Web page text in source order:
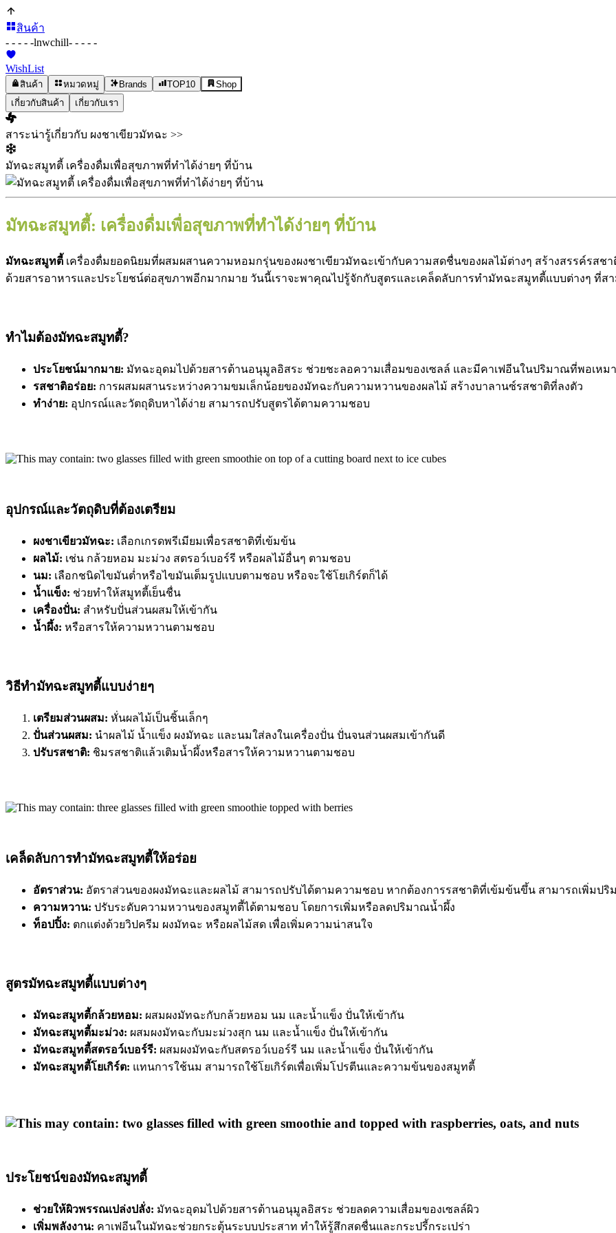
สินค้า
- - - - -lnwchill- - - - -
WishList
สินค้า หมวดหมู่ Brands TOP10
Shop
เกี่ยวกับสินค้า
เกี่ยวกับเรา
สาระน่ารู้เกี่ยวกับ ผงชาเขียวมัทฉะ >>
มัทฉะสมูทตี้ เครื่องดื่มเพื่อสุขภาพที่ทำได้ง่ายๆ ที่บ้าน
มัทฉะสมูทตี้: เครื่องดื่มเพื่อสุขภาพที่ทำได้ง่ายๆ ที่บ้าน
มัทฉะสมูทตี้ เครื่องดื่มยอดนิยมที่ผสมผสานความหอมกรุ่นของผงชาเขียวมัทฉะเข้ากับความสดชื่นของผลไม้ต่างๆ สร้างสรรค์รสช
ด้วยสารอาหารและประโยชน์ต่อสุขภาพอีกมากมาย วันนี้เราจะพาคุณไปรู้จักกับสูตรและเคล็ดลับการทำมัทฉะสมูทตี้แบบต่างๆ ที่ส
ทำไมต้องมัทฉะสมูทตี้?
ประโยชน์มากมาย: มัทฉะอุดมไปด้วยสารต้านอนุมูลอิสระ ช่วยชะลอความเสื่อมของเซลล์ และมีคาเฟอีนในปริมาณที่พอเหมา
รสชาติอร่อย: การผสมผสานระหว่างความขมเล็กน้อยของมัทฉะกับความหวานของผลไม้ สร้างบาลานซ์รสชาติที่ลงตัว
ทำง่าย: อุปกรณ์และวัตถุดิบหาได้ง่าย สามารถปรับสูตรได้ตามความชอบ
อุปกรณ์และวัตถุดิบที่ต้องเตรียม
ผงชาเขียวมัทฉะ: เลือกเกรดพรีเมียมเพื่อรสชาติที่เข้มข้น
ผลไม้: เช่น กล้วยหอม มะม่วง สตรอว์เบอร์รี หรือผลไม้อื่นๆ ตามชอบ
นม: เลือกชนิดไขมันต่ำหรือไขมันเต็มรูปแบบตามชอบ หรือจะใช้โยเกิร์ตก็ได้
น้ำแข็ง: ช่วยทำให้สมูทตี้เย็นชื่น
เครื่องปั่น: สำหรับปั่นส่วนผสมให้เข้ากัน
น้ำผึ้ง: หรือสารให้ความหวานตามชอบ
วิธีทำมัทฉะสมูทตี้แบบง่ายๆ
เตรียมส่วนผสม: หั่นผลไม้เป็นชิ้นเล็กๆ
ปั่นส่วนผสม: นำผลไม้ น้ำแข็ง ผงมัทฉะ และนมใส่ลงในเครื่องปั่น ปั่นจนส่วนผสมเข้ากันดี
ปรับรสชาติ: ชิมรสชาติแล้วเติมน้ำผึ้งหรือสารให้ความหวานตามชอบ
เคล็ดลับการทำมัทฉะสมูทตี้ให้อร่อย
อัตราส่วน: อัตราส่วนของผงมัทฉะและผลไม้ สามารถปรับได้ตามความชอบ หากต้องการรสชาติที่เข้มข้นขึ้น สามารถเพิ่มป
ความหวาน: ปรับระดับความหวานของสมูทตี้ได้ตามชอบ โดยการเพิ่มหรือลดปริมาณน้ำผึ้ง
ท็อปปิ้ง: ตกแต่งด้วยวิปครีม ผงมัทฉะ หรือผลไม้สด เพื่อเพิ่มความน่าสนใจ
สูตรมัทฉะสมูทตี้แบบต่างๆ
มัทฉะสมูทตี้กล้วยหอม: ผสมผงมัทฉะกับกล้วยหอม นม และน้ำแข็ง ปั่นให้เข้ากัน
มัทฉะสมูทตี้มะม่วง: ผสมผงมัทฉะกับมะม่วงสุก นม และน้ำแข็ง ปั่นให้เข้ากัน
มัทฉะสมูทตี้สตรอว์เบอร์รี: ผสมผงมัทฉะกับสตรอว์เบอร์รี นม และน้ำแข็ง ปั่นให้เข้ากัน
มัทฉะสมูทตี้โยเกิร์ต: แทนการใช้นม สามารถใช้โยเกิร์ตเพื่อเพิ่มโปรตีนและความข้นของสมูทตี้
ประโยชน์ของมัทฉะสมูทตี้
ช่วยให้ผิวพรรณเปล่งปลั่ง: มัทฉะอุดมไปด้วยสารต้านอนุมูลอิสระ ช่วยลดความเสื่อมของเซลล์ผิว
เพิ่มพลังงาน: คาเฟอีนในมัทฉะช่วยกระตุ้นระบบประสาท ทำให้รู้สึกสดชื่นและกระปรี้กระเปร่า